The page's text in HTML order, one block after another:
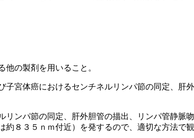
の製剤を用いること。
宮体癌におけるセンチネルリンパ節の同定、肝
ンパ節の同定、肝外胆管の描出、リンパ管静脈
８３５ｎｍ付近）を発するので、適切な方法で観